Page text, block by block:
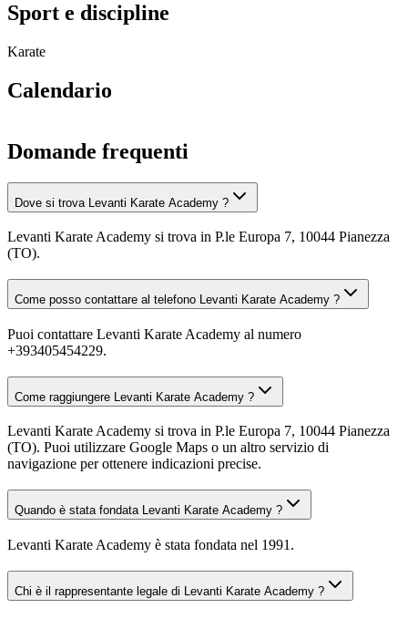
Sport e discipline
Karate
Calendario
Domande frequenti
Dove si trova Levanti Karate Academy ?
Levanti Karate Academy si trova in P.le Europa 7, 10044 Pianezza
(TO).
Come posso contattare al telefono Levanti Karate Academy ?
Puoi contattare Levanti Karate Academy al numero
+393405454229.
Come raggiungere Levanti Karate Academy ?
Levanti Karate Academy si trova in P.le Europa 7, 10044 Pianezza
(TO). Puoi utilizzare Google Maps o un altro servizio di
navigazione per ottenere indicazioni precise.
Quando è stata fondata Levanti Karate Academy ?
Levanti Karate Academy è stata fondata nel 1991.
Chi è il rappresentante legale di Levanti Karate Academy ?